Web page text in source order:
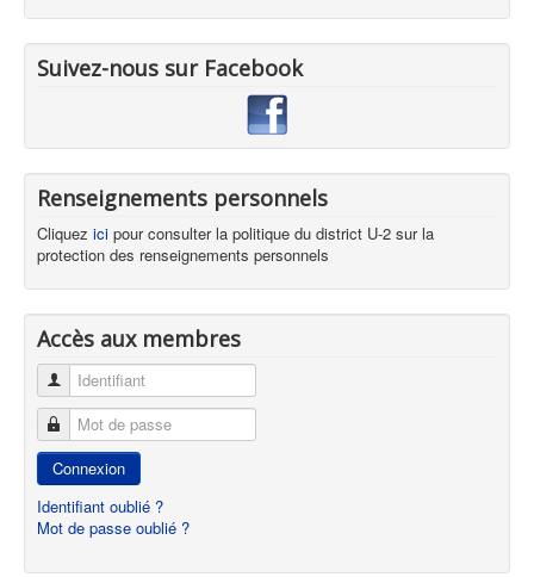
Suivez-nous sur Facebook
Renseignements personnels
Cliquez ici pour consulter la politique du district U-2 sur la
protection des renseignements personnels
Accès aux membres
Identifiant
Mot de passe
Connexion
Identifiant oublié ?
Mot de passe oublié ?